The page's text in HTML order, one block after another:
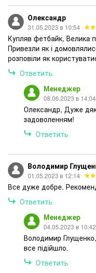
Олександр
31.05.2023 в 10:54
Купляв фетбайк, Велика
Привезли як і
розповіли як
Ответить
Менеджер
08.06.2023 в 14:04
Олександр, Дуже
задоволенням!
Ответить
Володимир
01.05.2023 в 12:14
Все дуже добре.
Ответить
Менеджер
04.05.2023 в 10:42
Володимир
все підійшло.
Ответить